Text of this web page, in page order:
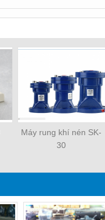
Máy rung khí nén SK-
30